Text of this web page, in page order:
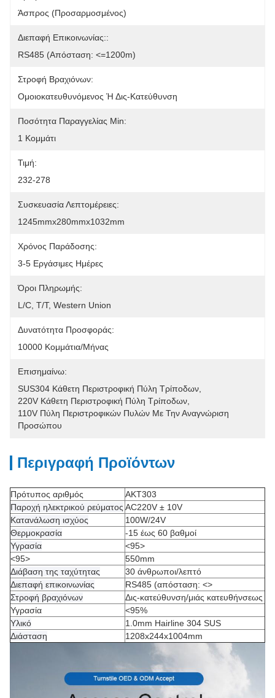
Άσπρος (προσαρμοσμένος)
Διεπαφή Επικοινωνίας::
RS485 (απόσταση: <=1200m)
Στροφή Βραχιόνων:
Ομοιοκατευθυνόμενος Ή Δις-Κατεύθυνση
Ποσότητα Παραγγελίας Min:
1 Κομμάτι
Τιμή:
232-278
Συσκευασία Λεπτομέρειες:
1245mmx280mmx1032mm
Χρόνος Παράδοσης:
3-5 Εργάσιμες Ημέρες
Όροι Πληρωμής:
L/C, T/T, Western Union
Δυνατότητα Προσφοράς:
10000 Κομμάτια/μήνας
Επισημαίνω:
SUS304 Κάθετη Περιστροφική Πύλη Τρίποδων
220V Κάθετη Περιστροφική Πύλη Τρίποδων
110V Πύλη Περιστροφικών Πυλών Με Την Αναγνώριση
Προσώπου
Περιγραφή Προϊόντων
Πρότυπος αριθμός
AKT303
Παροχή ηλεκτρικού ρεύματος AC220V ± 10V
Κατανάλωση ισχύος
100W/24V
Θερμοκρασία
-15 έως 60 βαθμοί
Υγρασία
<95>
<95>
550mm
Διάβαση της ταχύτητας
30 άνθρωποι/λεπτό
Διεπαφή επικοινωνίας
RS485 (απόσταση: <>
Στροφή βραχιόνων
Δις-κατεύθυνση/μιάς κατευθήνσεως
Υγρασία
<95%
Υλικό
1.0mm Hairline 304 SUS
Διάσταση
1208x244x1004mm